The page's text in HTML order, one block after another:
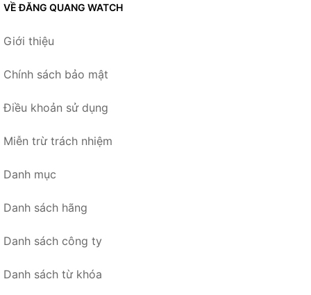
VỀ ĐĂNG QUANG WATCH
Giới thiệu
Chính sách bảo mật
Điều khoản sử dụng
Miễn trừ trách nhiệm
Danh mục
Danh sách hãng
Danh sách công ty
Danh sách từ khóa